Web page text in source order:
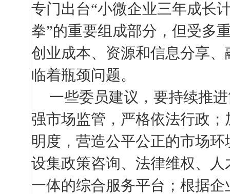
专门出台“小微企业三年成长
拳”的重要组成部分，但受多
创业成本、资源和信息分享
临着瓶颈问题。
一些委员建议，要持续推
强市场监管，严格依法行政
明度，营造公平公正的市场
设集政策咨询、法律维权、
一体的综合服务平台；根据